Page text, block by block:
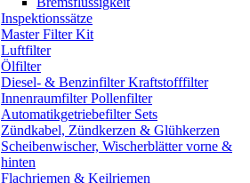
Inspektionssätze
Master Filter Kit
Luftfilter
Ölfilter
Diesel- & Benzinfilter Kraftstofffilter
Innenraumfilter Pollenfilter
Automatikgetriebefilter Sets
Zündkabel, Zündkerzen & Glühkerzen
Scheibenwischer, Wischerblätter vorne &
hinten
Flachriemen & Keilriemen